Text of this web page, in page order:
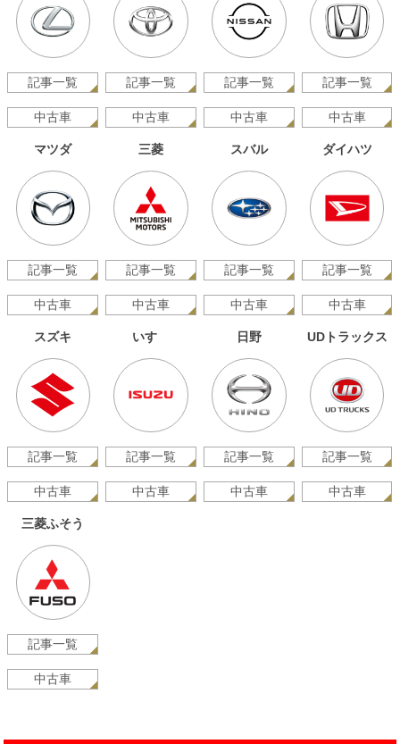
記事一覧
中古車
記事一覧
中古車
記事一覧
中古車
記事一覧
中古車
マツダ
記事一覧
中古車
三菱
記事一覧
中古車
スバル
記事一覧
中古車
ダイハツ
記事一覧
中古車
スズキ
記事一覧
中古車
いすゞ
記事一覧
中古車
日野
記事一覧
中古車
UDトラックス
記事一覧
中古車
三菱ふそう
記事一覧
中古車